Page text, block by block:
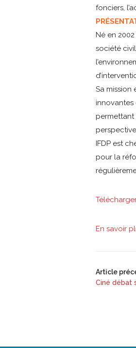
fonciers,
Né en
société
Sa mission
innovantes
permettant
IFDP est
pour la
En savoir
Article
Ciné débat